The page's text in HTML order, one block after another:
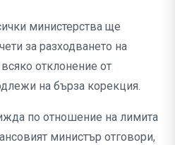
министерства ще
за разходването на
отклонение от
на бърза корекция.
по отношение на лимита
министър отговори,